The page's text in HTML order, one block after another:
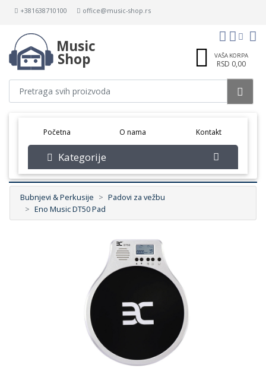
+381638710100 office@music-shop.rs
Music
Shop VAŠA KORPA
RSD 0,00
Početna(current) O nama Kontakt
Kategorije
Bubnjevi & Perkusije
Padovi za vežbu
Eno Music DT50 Pad